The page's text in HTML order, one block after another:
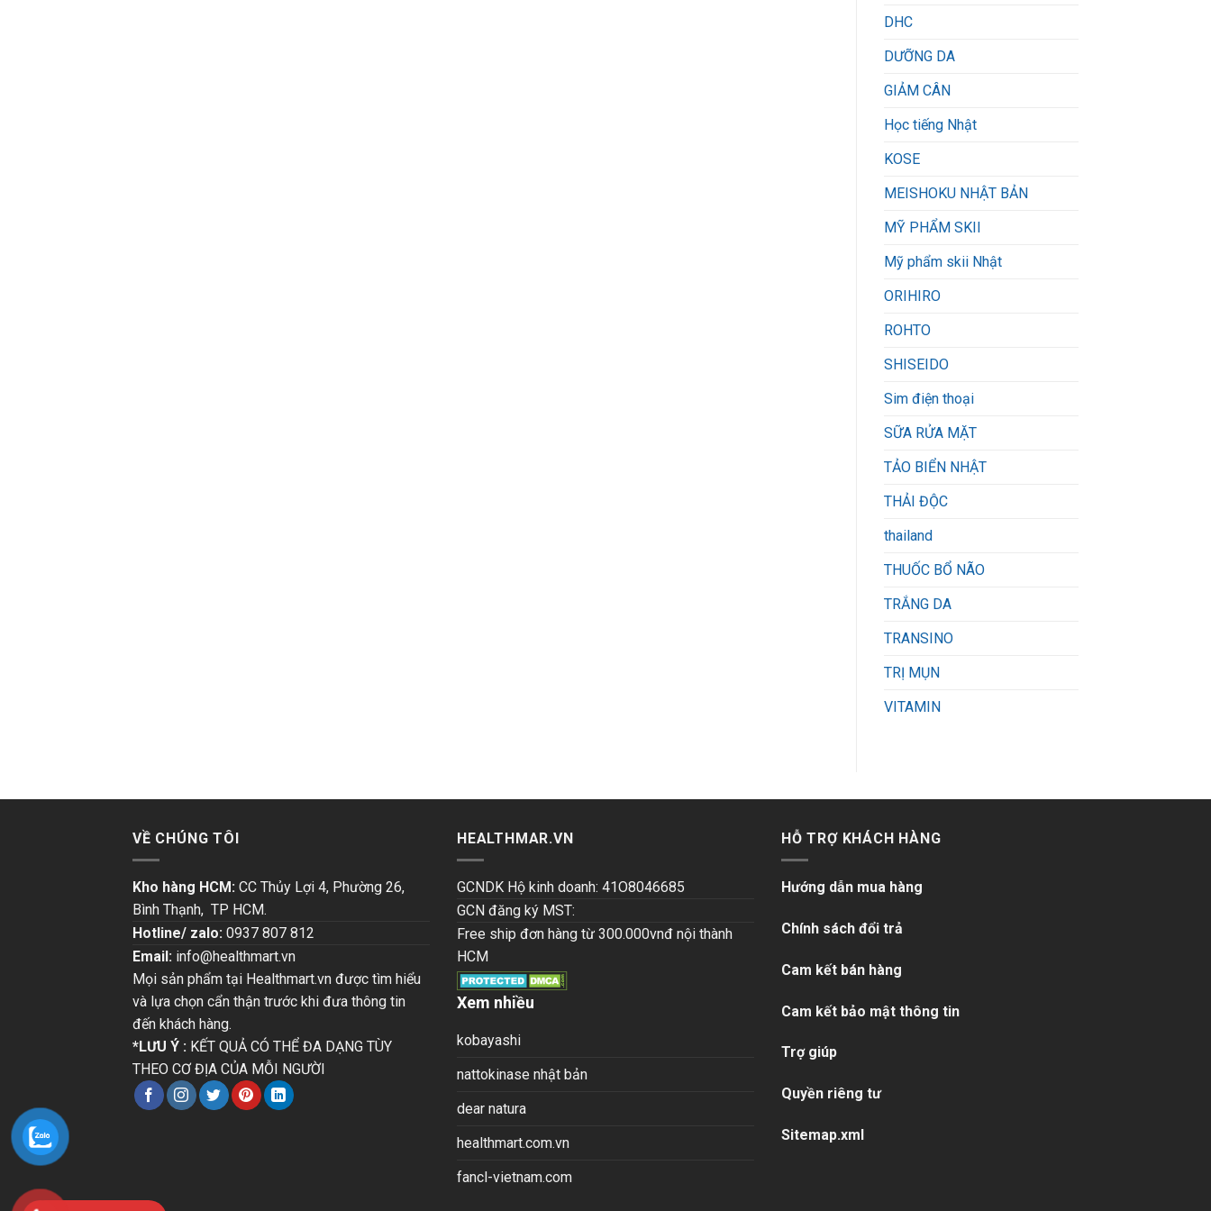
DHC
DƯỠNG DA
GIẢM CÂN
Học tiếng Nhật
KOSE
MEISHOKU NHẬT BẢN
MỸ PHẨM SKII
Mỹ phẩm skii Nhật
ORIHIRO
ROHTO
SHISEIDO
Sim điện thoại
SỮA RỬA MẶT
TẢO BIỂN NHẬT
THẢI ĐỘC
thailand
THUỐC BỔ NÃO
TRẮNG DA
TRANSINO
TRỊ MỤN
VITAMIN
VỀ CHÚNG TÔI
Kho hàng HCM: CC Thủy Lợi 4, Phường 26,
Bình Thạnh, TP HCM.
Hotline/ zalo: 0937 807 812
Email: info@healthmart.vn
Mọi sản phẩm tại Healthmart.vn được tìm hiểu
và lựa chọn cẩn thận trước khi đưa thông tin
đến khách hàng.
*LƯU Ý : KẾT QUẢ CÓ THỂ ĐA DẠNG TÙY
THEO CƠ ĐỊA CỦA MỖI NGƯỜI
HEALTHMAR.VN
GCNDK Hộ kinh doanh: 41O8046685
GCN đăng ký MST:
Free ship đơn hàng từ 300.000vnđ nội thành
HCM
Xem nhiều
kobayashi
nattokinase nhật bản
dear natura
healthmart.com.vn
fancl-vietnam.com
HỖ TRỢ KHÁCH HÀNG
Hướng dẫn mua hàng
Chính sách đổi trả
Cam kết bán hàng
Cam kết bảo mật thông tin
Trợ giúp
Quyền riêng tư
Sitemap.xml